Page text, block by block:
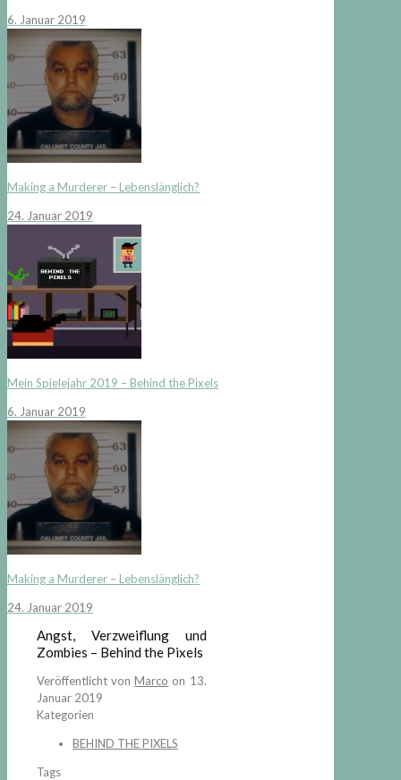
6. Januar 2019
Making a Murderer – Lebenslänglich?
24. Januar 2019
Mein Spielejahr 2019 – Behind the Pixels
6. Januar 2019
Making a Murderer – Lebenslänglich?
24. Januar 2019
Angst, Verzweiflung und
Zombies – Behind the Pixels
Veröffentlicht von Marco on 13.
Januar 2019
Kategorien
BEHIND THE PIXELS
Tags